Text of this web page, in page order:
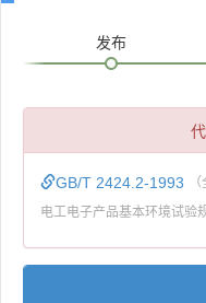
发布
GB/T 2424.2-1993
电工电子产品基本环境试验